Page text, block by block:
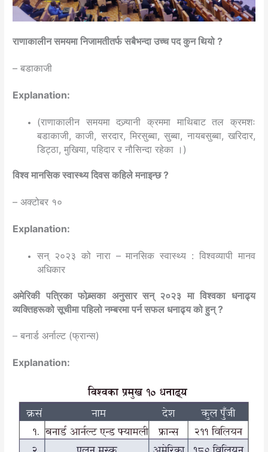
राणाकालीन समयमा निजामतीतर्फ सबैभन्दा उच्च पद कुन थियो ?
– बडाकाजी
Explanation:
(राणाकालीन समयमा दज्र्यानी क्रममा माथिबाट तल क्रमशः
बडाकाजी, काजी, सरदार, मिरसुब्बा, सुब्बा, नायबसुब्बा, खरिदार,
डिट्ठा, मुखिया, पहिदार र नौसिन्दा रहेका ।)
विश्व मानसिक स्वास्थ्य दिवस कहिले मनाइन्छ ?
– अक्टोबर १०
Explanation:
सन् २०२३ को नारा – मानसिक स्वास्थ्य : विश्वव्यापी मानव
अधिकार
अमेरिकी पत्रिका फोब्र्सका अनुसार सन् २०२३ मा विश्वका धनाढ्य
व्यक्तिहरूको सूचीमा पहिलो नम्बरमा पर्न सफल धनाढ्य को हुन् ?
– बनार्ड अर्नाल्ट (फ्रान्स)
Explanation: